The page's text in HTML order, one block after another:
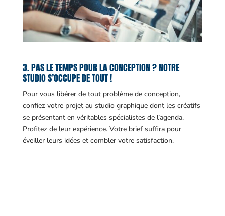
3. PAS LE TEMPS POUR LA CONCEPTION ? NOTRE
STUDIO S’OCCUPE DE TOUT !
Pour vous libérer de tout problème de conception,
confiez votre projet au studio graphique dont les créatifs
se présentant en véritables spécialistes de l’agenda.
Profitez de leur expérience. Votre brief suffira pour
éveiller leurs idées et combler votre satisfaction.